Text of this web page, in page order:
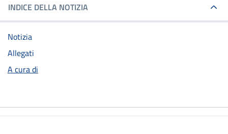
INDICE DELLA NOTIZIA
Notizia
Allegati
A cura di